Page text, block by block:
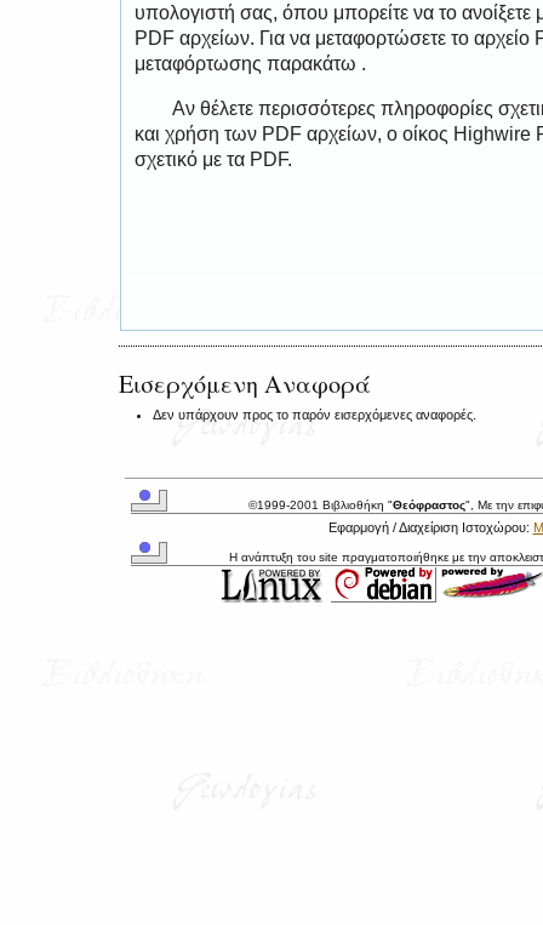
υπολογιστή σας, όπου μπορείτε να το
PDF αρχείων. Για να μεταφορτώσετε το
μεταφόρτωσης παρακάτω .
Αν θέλετε περισσότερες πληροφορίες
και χρήση των PDF αρχείων, ο οίκος Highwire
σχετικό με τα PDF.
Εισερχόμενη Αναφορά
Δεν υπάρχουν προς το παρόν εισερχόμενες αναφορές.
©1999-2001 Βιβλιοθήκη "Θεόφραστος", Με την
Εφαρμογή / Διαχείριση Ιστοχώρου:
Η ανάπτυξη του site πραγματοποιήθηκε με την